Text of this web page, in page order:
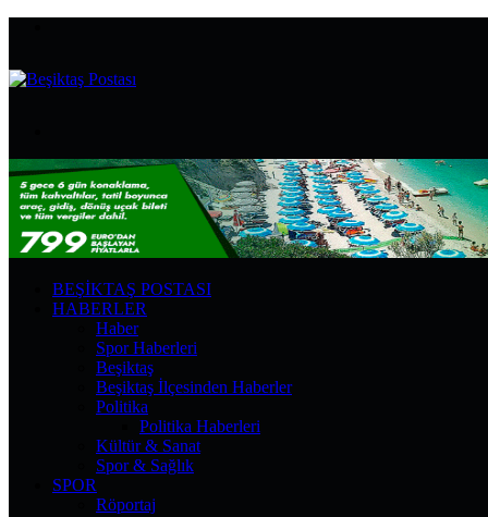
...
BEŞIKTAŞ POSTASI
HABERLER
Haber
Spor Haberleri
Beşiktaş
Beşiktaş İlçesinden Haberler
Politika
Politika Haberleri
Kültür & Sanat
Spor & Sağlık
SPOR
Röportaj